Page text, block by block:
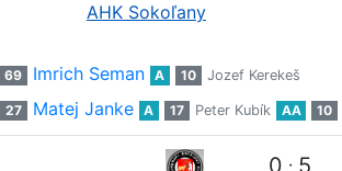
AHK Sokoľany
69 Imrich Seman A 10 Jozef Kerekeš
27 Matej Janke A 17 Peter Kubík AA 10